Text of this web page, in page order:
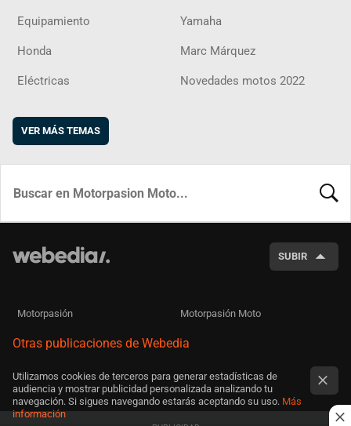
Equipamiento Yamaha
Honda Marc Márquez
Eléctricas Novedades motos 2022
VER MÁS TEMAS
SUBIR
Motorpasión Motorpasión Moto
Otras publicaciones de Webedia
Utilizamos cookies de terceros para generar estadísticas de
audiencia y mostrar publicidad personalizada analizando tu
navegación. Si sigues navegando estarás aceptando su uso. Más
información